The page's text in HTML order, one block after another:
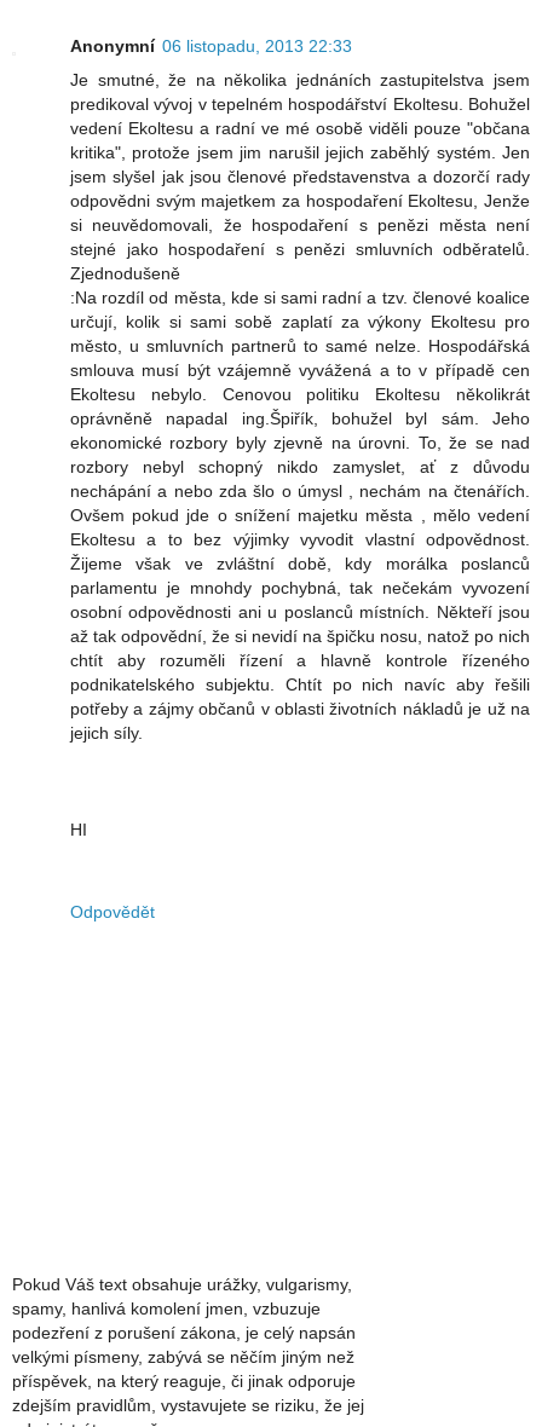
Anonymní 06 listopadu, 2013 22:33
Je smutné, že na několika jednáních zastupitelstva jsem
predikoval vývoj v tepelném hospodářství Ekoltesu. Bohužel
vedení Ekoltesu a radní ve mé osobě viděli pouze "občana
kritika", protože jsem jim narušil jejich zaběhlý systém. Jen
jsem slyšel jak jsou členové představenstva a dozorčí rady
odpovědni svým majetkem za hospodaření Ekoltesu, Jenže
si neuvědomovali, že hospodaření s penězi města není
stejné jako hospodaření s penězi smluvních odběratelů.
Zjednodušeně
:Na rozdíl od města, kde si sami radní a tzv. členové koalice
určují, kolik si sami sobě zaplatí za výkony Ekoltesu pro
město, u smluvních partnerů to samé nelze. Hospodářská
smlouva musí být vzájemně vyvážená a to v případě cen
Ekoltesu nebylo. Cenovou politiku Ekoltesu několikrát
oprávněně napadal ing.Špiřík, bohužel byl sám. Jeho
ekonomické rozbory byly zjevně na úrovni. To, že se nad
rozbory nebyl schopný nikdo zamyslet, ať z důvodu
nechápání a nebo zda šlo o úmysl , nechám na čtenářích.
Ovšem pokud jde o snížení majetku města , mělo vedení
Ekoltesu a to bez výjimky vyvodit vlastní odpovědnost.
Žijeme však ve zvláštní době, kdy morálka poslanců
parlamentu je mnohdy pochybná, tak nečekám vyvození
osobní odpovědnosti ani u poslanců místních. Někteří jsou
až tak odpovědní, že si nevidí na špičku nosu, natož po nich
chtít aby rozuměli řízení a hlavně kontrole řízeného
podnikatelského subjektu. Chtít po nich navíc aby řešili
potřeby a zájmy občanů v oblasti životních nákladů je už na
jejich síly.
HI
Odpovědět
Pokud Váš text obsahuje urážky, vulgarismy,
spamy, hanlivá komolení jmen, vzbuzuje
podezření z porušení zákona, je celý napsán
velkými písmeny, zabývá se něčím jiným než
příspěvek, na který reaguje, či jinak odporuje
zdejším pravidlům, vystavujete se riziku, že jej